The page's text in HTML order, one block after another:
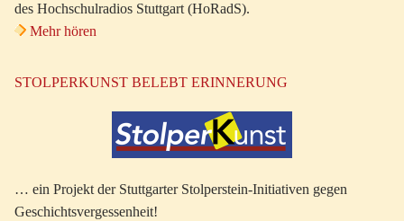
des Hochschulradios Stuttgart (HoRadS).
Mehr hören
STOLPERKUNST BELEBT ERINNERUNG
… ein Projekt der Stuttgarter Stolperstein-Initiativen gegen
Geschichtsvergessenheit!